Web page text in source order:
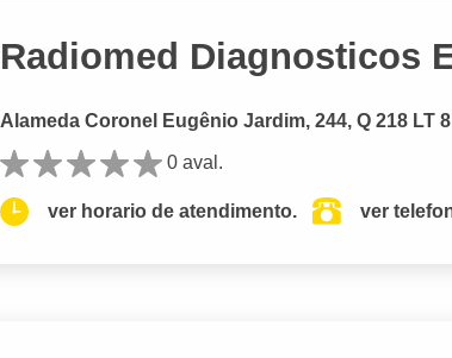
Radiomed Diagnosticos
Alameda Coronel Eugênio Jardim, 244, Q 218 LT
0 aval.
ver horario de atendimento. ver